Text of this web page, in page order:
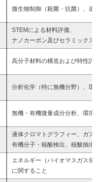
微生物制御（殺菌・抗菌）、
STEMによる材料評価、
ナノカーボン及びセラミック
高分子材料の構造および特性評
分析化学（特に無機分野）、環
無機・有機微量成分分析、環
液体クロマトグラフィー、ガス
有機分子・核酸検出、核酸抽出
エネルギー（バイオマスガス
に関すること